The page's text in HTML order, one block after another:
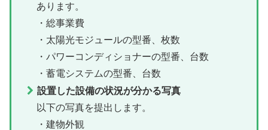
あります。
・総事業費
・太陽光モジュールの型番、枚数
・パワーコンディショナーの型番、台数
・蓄電システムの型番、台数
設置した設備の状況が分かる写真
以下の写真を提出します。
・建物外観